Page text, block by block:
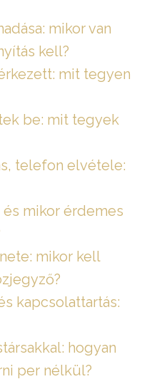
mikor van
kell?
mit tegyen
be: mit tegyek
telefon elvétele:
mikor érdemes
mikor kell
kapcsolattartás:
hogyan
per nélkül?